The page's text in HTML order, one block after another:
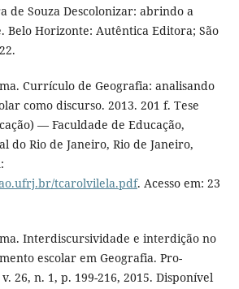
de Souza Descolonizar: abrindo a
Belo Horizonte: Autêntica Editora; São
Currículo de Geografia: analisando
como discurso. 2013. 201 f. Tese
— Faculdade de Educação,
do Rio de Janeiro, Rio de Janeiro,
tcarolvilela.pdf. Acesso em: 23
Interdiscursividade e interdição no
escolar em Geografia. Pro-
26, n. 1, p. 199-216, 2015. Disponível